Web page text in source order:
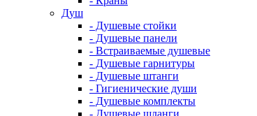
Душ
- Душевые стойки
- Душевые панели
- Встраиваемые душевые
- Душевые гарнитуры
- Душевые штанги
- Гигиенические души
- Душевые комплекты
- Душевые шланги